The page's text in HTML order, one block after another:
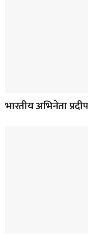
भारतीय अभिनेता